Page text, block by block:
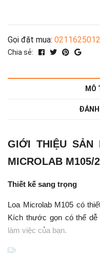
Gọi đặt mua:
Chia sẻ:
MÔ
ĐÁNH
GIỚI THIỆU SẢN
MICROLAB M105/
Thiết kế sang trọng
Loa Microlab M105 có
Kích thước gọn có thể
làm việc của bạn.